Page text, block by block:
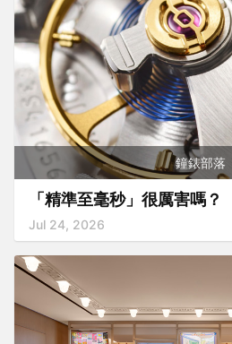
鐘錶部落
「精準至毫秒」很厲害嗎？
Jul 24, 2026